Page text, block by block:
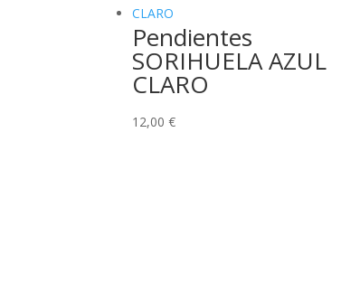
Pendientes
SORIHUELA AZUL
CLARO
12,00 €